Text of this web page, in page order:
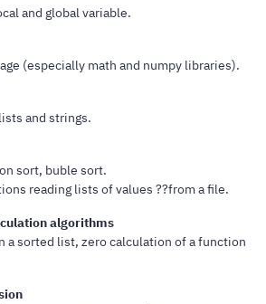
and global variable.
(especially math and numpy libraries).
and strings.
sort, buble sort.
reading lists of values ??from a file.
algorithms
a sorted list, zero calculation of a function